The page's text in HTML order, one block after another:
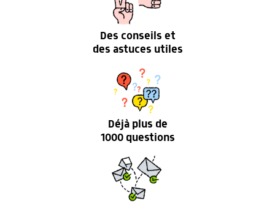
Des conseils et
des astuces utiles
Déjà plus de
1000 questions